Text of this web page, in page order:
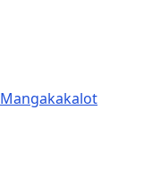
Mangakakalot